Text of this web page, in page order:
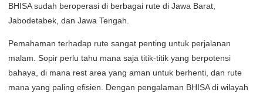
BHISA sudah beroperasi di berbagai rute di Jawa Barat,
Jabodetabek, dan Jawa Tengah.
Pemahaman terhadap rute sangat penting untuk perjalanan
malam. Sopir perlu tahu mana saja titik-titik yang berpotensi
bahaya, di mana rest area yang aman untuk berhenti, dan rute
mana yang paling efisien. Dengan pengalaman BHISA di wilayah